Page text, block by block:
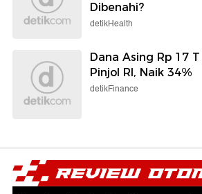
Dibenahi?
detikHealth
Dana Asing Rp 17
Pinjol RI, Naik 34%
detikFinance